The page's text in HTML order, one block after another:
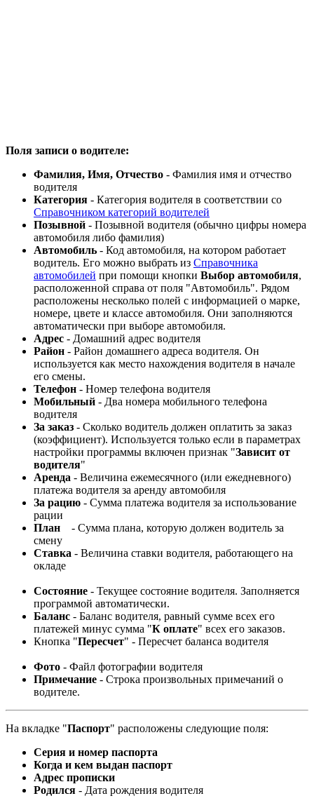
Поля записи о водителе:
Фамилия, Имя, Отчество - Фамилия имя и отчество
водителя
Категория - Категория водителя в соответствии со
Справочником категорий водителей
Позывной - Позывной водителя (обычно цифры номера
автомобиля либо фамилия)
Автомобиль - Код автомобиля, на котором работает
водитель. Его можно выбрать из Справочника
автомобилей при помощи кнопки Выбор автомобиля,
расположенной справа от поля "Автомобиль". Рядом
расположены несколько полей с информацией о марке,
номере, цвете и классе автомобиля. Они заполняются
автоматически при выборе автомобиля.
Адрес - Домашний адрес водителя
Район - Район домашнего адреса водителя. Он
используется как место нахождения водителя в начале
его смены.
Телефон - Номер телефона водителя
Мобильный - Два номера мобильного телефона
водителя
За заказ - Сколько водитель должен оплатить за заказ
(коэффициент). Используется только если в параметрах
настройки программы включен признак "Зависит от
водителя"
Аренда - Величина ежемесячного (или ежедневного)
платежа водителя за аренду автомобиля
За рацию - Сумма платежа водителя за использование
рации
План - Сумма плана, которую должен водитель за
смену
Ставка - Величина ставки водителя, работающего на
окладе
Состояние - Текущее состояние водителя. Заполняется
программой автоматически.
Баланс - Баланс водителя, равный сумме всех его
платежей минус сумма "К оплате" всех его заказов.
Кнопка "Пересчет" - Пересчет баланса водителя
Фото - Файл фотографии водителя
Примечание - Строка произвольных примечаний о
водителе.
На вкладке "Паспорт" расположены следующие поля:
Серия и номер паспорта
Когда и кем выдан паспорт
Адрес прописки
Родился - Дата рождения водителя